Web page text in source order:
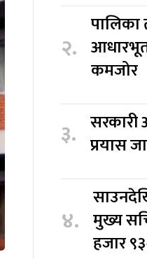
२.
पालिका
कमजोर
३. सरकारी
प्रयास
४. मुख्य
हजार